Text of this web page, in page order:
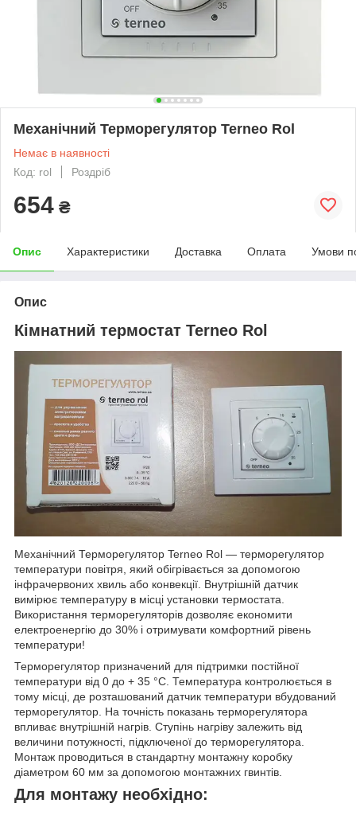
Механічний Терморегулятор Terneo Rol
Немає в наявності
Код: rol
Роздріб
654 ₴
Опис Характеристики Доставка Оплата Умови
Опис
Кімнатний термостат Terneo Rol
Механічний Терморегулятор Terneo Rol — терморегулятор
температури повітря, який обігрівається за допомогою
інфрачервоних хвиль або конвекції. Внутрішній датчик
вимірює температуру в місці установки термостата.
Використання терморегуляторів дозволяє економити
електроенергію до 30% і отримувати комфортний рівень
температури!
Терморегулятор призначений для підтримки постійної
температури від 0 до + 35 °С. Температура контролюється в
тому місці, де розташований датчик температури вбудований
терморегулятор. На точність показань терморегулятора
впливає внутрішній нагрів. Ступінь нагріву залежить від
величини потужності, підключеної до терморегулятора.
Монтаж проводиться в стандартну монтажну коробку
діаметром 60 мм за допомогою монтажних гвинтів.
Для монтажу необхідно: